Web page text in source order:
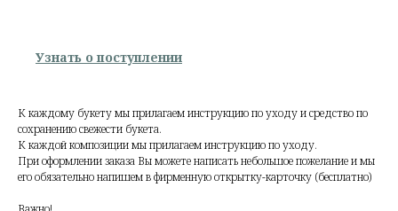
Узнать о поступлении
К каждому букету мы прилагаем инструкцию по уходу и средство по
сохранению свежести букета.
К каждой композиции мы прилагаем инструкцию по уходу.
При оформлении заказа Вы можете написать небольшое пожелание и мы
его обязательно напишем в фирменную открытку-карточку (бесплатно)